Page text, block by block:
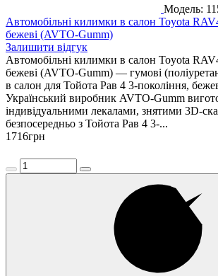
Модель:
Автомобільні килимки в салон Toyota
бежеві (AVTO-Gumm)
Залишити відгук
Автомобільні килимки в салон Toyota
бежеві (AVTO-Gumm) — гумові
в салон для Тойота Рав 4 3-покоління,
Український виробник AVTO-Gumm
індивідуальними лекалами, знятими 3D-
безпосередньо з Тойота Рав 4 3-...
1716грн